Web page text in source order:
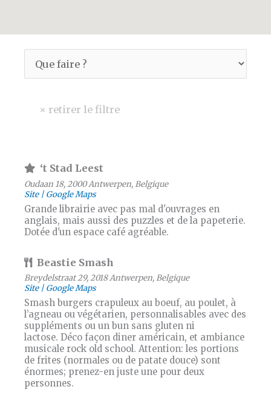
‘t Stad Leest
Oudaan 18, 2000 Antwerpen, Belgique
Site
Google Maps
Grande librairie avec pas mal d'ouvrages en
anglais, mais aussi des puzzles et de la papeterie.
Dotée d'un espace café agréable.
Beastie Smash
Breydelstraat 29, 2018 Antwerpen, Belgique
Site
Google Maps
Smash burgers crapuleux au boeuf, au poulet, à
l’agneau ou végétarien, personnalisables avec des
suppléments ou un bun sans gluten ni
lactose. Déco façon diner américain, et ambiance
musicale rock old school. Attention: les portions
de frites (normales ou de patate douce) sont
énormes; prenez-en juste une pour deux
personnes.